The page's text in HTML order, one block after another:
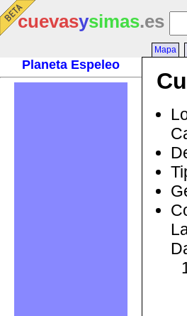
cuevasysimas.es
Planeta Espeleo
Mapa